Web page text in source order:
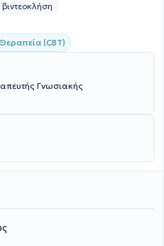
(CBT)
Γνωσιακής